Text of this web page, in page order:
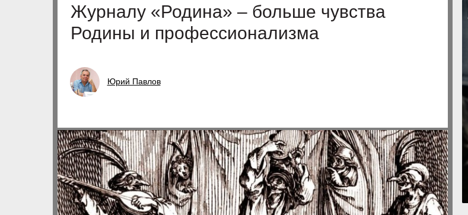
Журналу «Родина» – больше чувства
Родины и профессионализма
Юрий Павлов